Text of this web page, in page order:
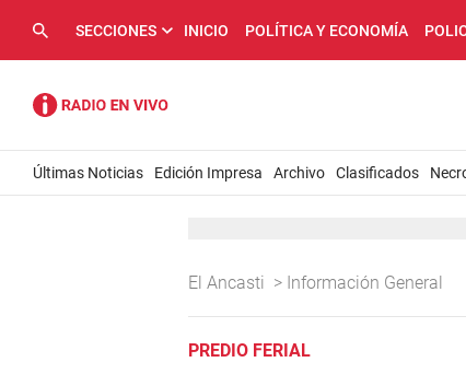
SECCIONES INICIO POLÍTICA Y ECONOMÍA
Últimas Noticias Edición Impresa Archivo Clasificados
El Ancasti > Información General
PREDIO FERIAL